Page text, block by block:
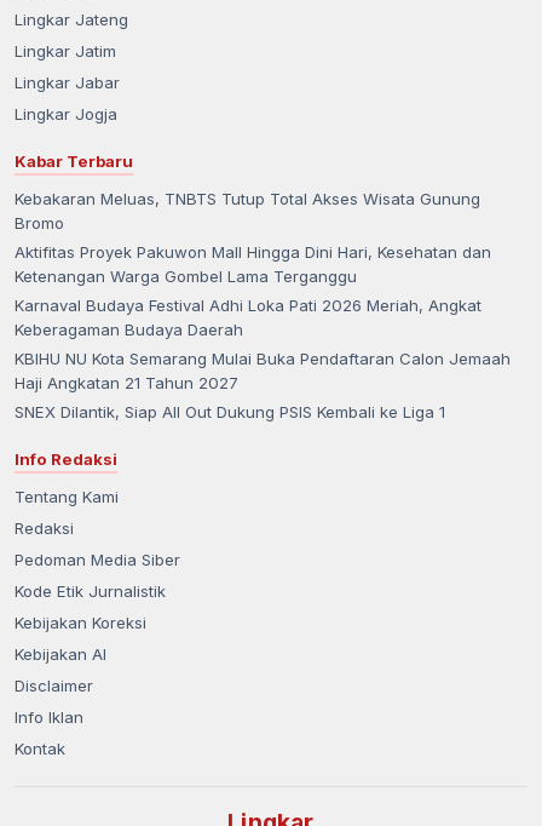
Lingkar Jateng
Lingkar Jatim
Lingkar Jabar
Lingkar Jogja
Kabar Terbaru
Kebakaran Meluas, TNBTS Tutup Total Akses Wisata Gunung
Bromo
Aktifitas Proyek Pakuwon Mall Hingga Dini Hari, Kesehatan dan
Ketenangan Warga Gombel Lama Terganggu
Karnaval Budaya Festival Adhi Loka Pati 2026 Meriah, Angkat
Keberagaman Budaya Daerah
KBIHU NU Kota Semarang Mulai Buka Pendaftaran Calon Jemaah
Haji Angkatan 21 Tahun 2027
SNEX Dilantik, Siap All Out Dukung PSIS Kembali ke Liga 1
Info Redaksi
Tentang Kami
Redaksi
Pedoman Media Siber
Kode Etik Jurnalistik
Kebijakan Koreksi
Kebijakan AI
Disclaimer
Info Iklan
Kontak